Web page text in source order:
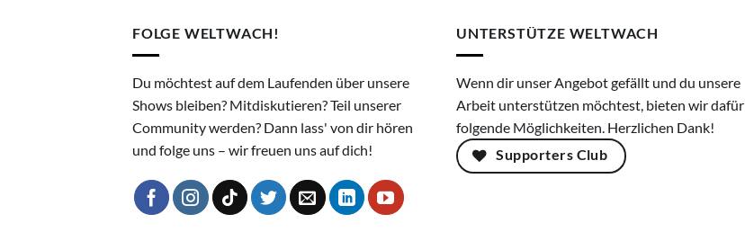
FOLGE WELTWACH!
Du möchtest auf dem Laufenden über unsere
Shows bleiben? Mitdiskutieren? Teil unserer
Community werden? Dann lass' von dir hören
und folge uns – wir freuen uns auf dich!
UNTERSTÜTZE WELTWACH
Wenn dir unser Angebot gefällt und du unsere
Arbeit unterstützen möchtest, bieten wir dafür
folgende Möglichkeiten. Herzlichen Dank!
Supporters Club